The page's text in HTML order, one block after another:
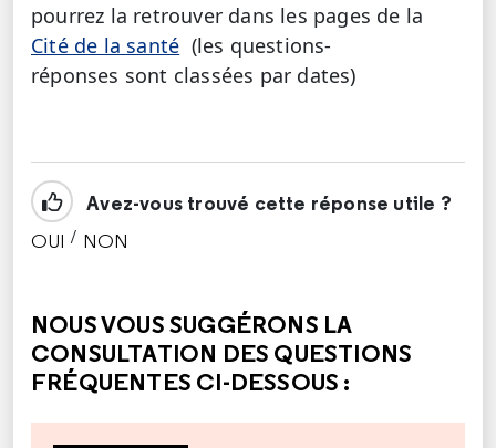
pourrez la retrouver dans les pages de la
Cité de la santé (les questions-
réponses sont classées par dates)
Avez-vous trouvé cette réponse utile ?
OUI / NON
NOUS VOUS SUGGÉRONS LA
CONSULTATION DES QUESTIONS
FRÉQUENTES CI-DESSOUS :